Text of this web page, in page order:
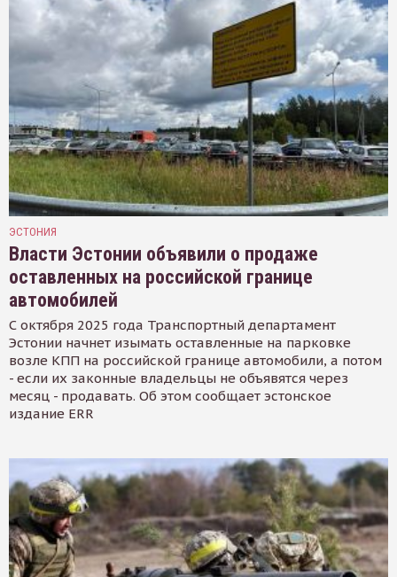
ЭСТОНИЯ
Власти Эстонии объявили о продаже
оставленных на российской границе
автомобилей
С октября 2025 года Транспортный департамент
Эстонии начнет изымать оставленные на парковке
возле КПП на российской границе автомобили, а потом
- если их законные владельцы не объявятся через
месяц - продавать. Об этом сообщает эстонское
издание ERR